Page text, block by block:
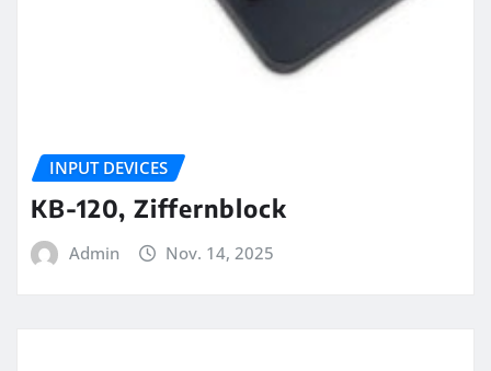
INPUT DEVICES
KB-120, Ziffernblock
Admin Nov. 14, 2025